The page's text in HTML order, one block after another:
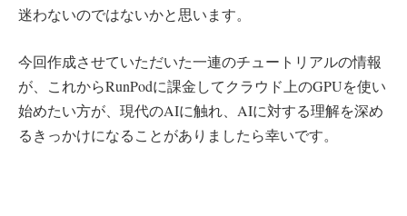
迷わないのではないかと思います。
今回作成させていただいた一連のチュートリアルの情報
が、これからRunPodに課金してクラウド上のGPUを使い
始めたい方が、現代のAIに触れ、AIに対する理解を深め
るきっかけになることがありましたら幸いです。